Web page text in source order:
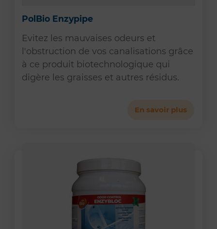
PolBio Enzypipe
Evitez les mauvaises odeurs et
l'obstruction de vos canalisations grâce
à ce produit biotechnologique qui
digère les graisses et autres résidus.
En savoir plus